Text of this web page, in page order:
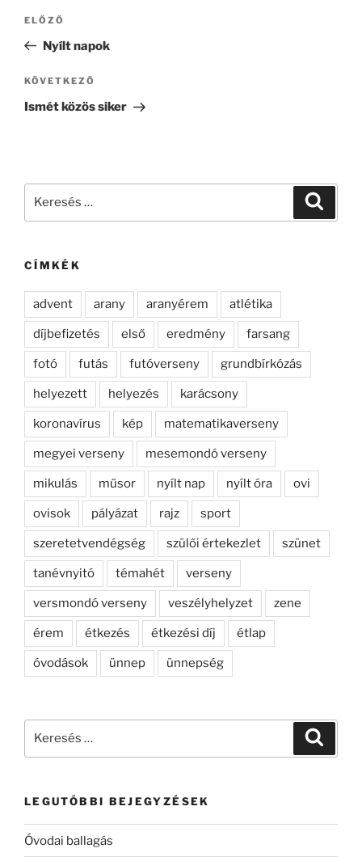
Bejegyzés
Korábbi
bejegyzés
ELŐZŐ
Nyílt napok
Következő
bejegyzés
KÖVETKEZŐ
Ismét közös siker
CÍMKÉK
advent arany aranyérem atlétika
díjbefizetés első eredmény farsang
fotó futás futóverseny grundbírkózás
helyezett helyezés karácsony
koronavírus kép matematikaverseny
megyei verseny mesemondó verseny
mikulás műsor nyílt nap nyílt óra ovi
ovisok pályázat rajz sport
szeretetvendégség szülői értekezlet szünet
tanévnyitó témahét verseny
versmondó verseny veszélyhelyzet zene
érem étkezés étkezési díj étlap
óvodások ünnep ünnepség
LEGUTÓBBI BEJEGYZÉSEK
Óvodai ballagás